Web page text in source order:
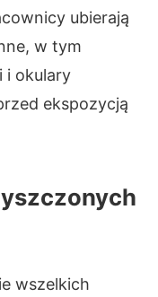
ubierają
w tym
i okulary
ekspozycją
wszelkich